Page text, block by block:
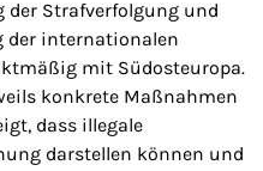
der Strafverfolgung und
der internationalen
mit Südosteuropa.
konkrete Maßnahmen
dass illegale
darstellen können und